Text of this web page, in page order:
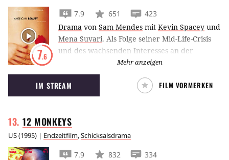
7.6
7.9 651
423
Drama von Sam Mendes mit Kevin Spacey und
Mena Suvari. Als Folge seiner Mid-Life-Crisis
und des wachsenden Interesses an der
Freundin seiner Tochter will Kevin Spacey in
American Beauty
umkrempeln.
Mehr anzeigen
IM STREAM FILM VORMERKEN
12 MONKEYS
US(1995) | Endzeitfilm,Schicksalsdrama
7.9 832
334